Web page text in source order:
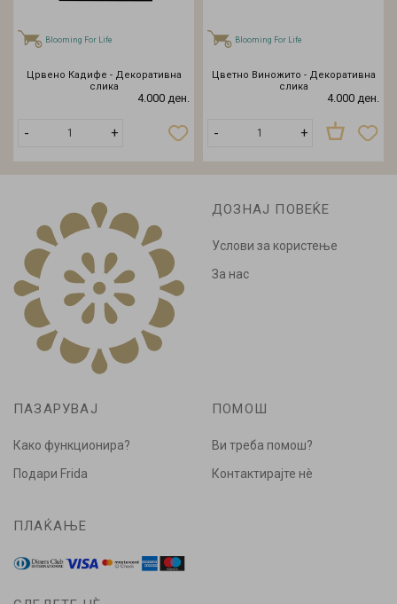
Blooming For Life
Црвено Кадифе - Декоративна
слика
4.000 ден.
- + Распродадено
Blooming For Life
Цветно Виножито - Декоративна
слика
4.000 ден.
- +
ДОЗНАЈ ПОВЕЌЕ
Услови за користење
За нас
ПАЗАРУВАЈ
Како функционира?
Подари Frida
ПОМОШ
Ви треба помош?
Контактирајте нè
ПЛАЌАЊЕ